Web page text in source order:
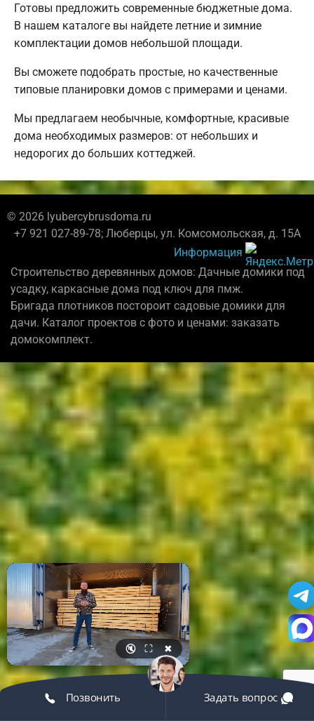
Готовы предложить современные бюджетные дома.
В нашем каталоге вы найдете летние и зимние
комплектации домов небольшой площади.
Вы сможете подобрать простые, но качественные
типовые планировки домов с примерами и ценами.
Мы предлагаем необычные, комфортные, красивые
дома необходимых размеров: от небольших и
недорогих до больших коттеджей.
© 2026 lyubercybrusdoma.ru
+7 921 027-89-78; Люберцы, ул. Комсомольская, д. 15А
Информация
Строительство деревянных домов: Дачные домики под
усадку, каркасные дома под ключ для пмж.
Бригада плотников постороит садовые домики для
дачи. Каталог проектов с фото и ценами: заказать
домокомплект.
🔇 ⛶ ✖
Позвонить Задать вопрос